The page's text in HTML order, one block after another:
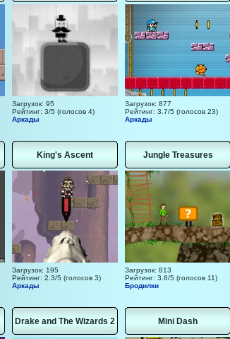
Загрузок: 95
Рейтинг: 3/5 (голосов 4)
Аркады
Загрузок: 877
Рейтинг: 3.7/5 (голосов 23)
Аркады
King's Ascent
Загрузок: 195
Рейтинг: 2.3/5 (голосов 3)
Аркады
Jungle Treasures
Загрузок: 813
Рейтинг: 3.8/5 (голосов 11)
Бродилки
Drake and The Wizards 2 Mini Dash